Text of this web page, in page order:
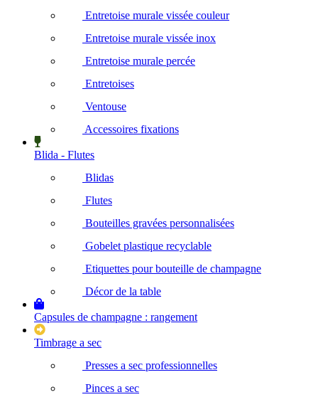
Entretoise murale vissée couleur
Entretoise murale vissée inox
Entretoise murale percée
Entretoises
Ventouse
Accessoires fixations
Blida - Flutes
Blidas
Flutes
Bouteilles gravées personnalisées
Gobelet plastique recyclable
Etiquettes pour bouteille de champagne
Décor de la table
Capsules de champagne : rangement
Timbrage a sec
Presses a sec professionnelles
Pinces a sec